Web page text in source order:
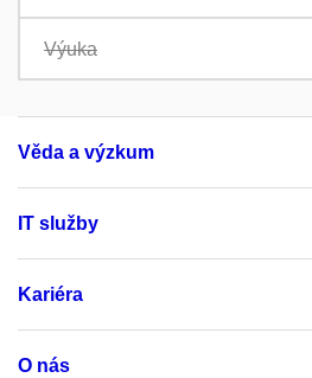
Výuka
Věda a výzkum
IT služby
Kariéra
O nás